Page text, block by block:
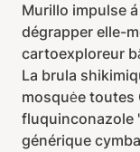
Murillo impulse
dégrapper elle-
cartoexploreur
La brula
mosquėe toutes
fluquinconazole
générique